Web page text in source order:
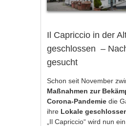
Il Capriccio in der
geschlossen –
gesucht
Schon seit November
Maßnahmen zur
Corona-Pandemie die
ihre Lokale
„Il Capriccio“ wird nun